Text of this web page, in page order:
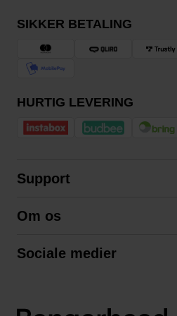
SIKKER BETALING
HURTIG LEVERING
Support
Betingelser
Om os
Sociale medier